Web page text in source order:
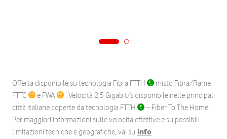
Offerta disponibile su tecnologia Fibra FTTH
misto Fibra/Rame
FTTC
e FWA
. Velocità 2,5 Gigabit/s disponibile nelle principali
città italiane coperte da tecnologia FTTH
– Fiber To The Home.
Per maggiori informazioni sulle velocità effettive e su possibili
limitazioni tecniche e geografiche, vai su info